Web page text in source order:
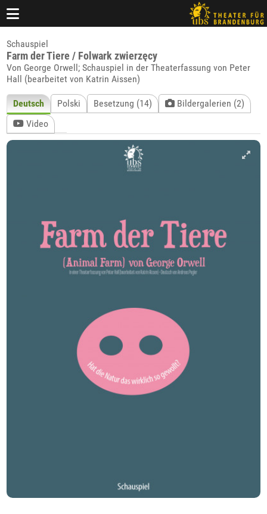
Schauspiel
Farm der Tiere / Folwark zwierzęcy
Von George Orwell; Schauspiel in der Theaterfassung von Peter
Hall (bearbeitet von Katrin Aissen)
Deutsch Polski Besetzung (14)
Bildergalerien (2)
Video